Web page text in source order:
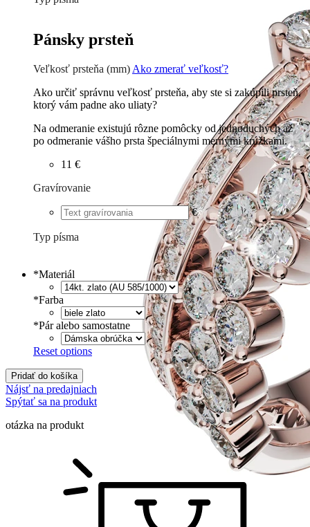
Pánsky prsteň
Veľkosť prsteňa (mm) Ako zmerať veľkosť?
Ako určiť správnu veľkosť prsteňa, aby ste si zakúpili prsteň,
ktorý vám padne ako uliaty?
Na odmeranie existujú rôzne pomôcky od jednoduchých až
po odmeranie vášho prsta špeciálnymi mernými krúžkami.
11 €
Gravírovanie
€
Typ písma
Písané €
*Materiál
*Farba
*Pár alebo samostatne
Reset options
Pridať do košíka
Nájsť na predajniach
Spýtať sa na produkt
otázka na produkt